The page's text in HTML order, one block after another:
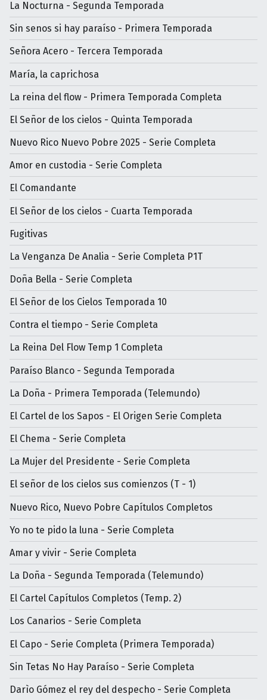
La Nocturna - Segunda Temporada
Sin senos si hay paraíso - Primera Temporada
Señora Acero - Tercera Temporada
María, la caprichosa
La reina del flow - Primera Temporada Completa
El Señor de los cielos - Quinta Temporada
Nuevo Rico Nuevo Pobre 2025 - Serie Completa
Amor en custodia - Serie Completa
El Comandante
El Señor de los cielos - Cuarta Temporada
Fugitivas
La Venganza De Analia - Serie Completa P1T
Doña Bella - Serie Completa
El Señor de los Cielos Temporada 10
Contra el tiempo - Serie Completa
La Reina Del Flow Temp 1 Completa
Paraíso Blanco - Segunda Temporada
La Doña - Primera Temporada (Telemundo)
El Cartel de los Sapos - El Origen Serie Completa
El Chema - Serie Completa
La Mujer del Presidente - Serie Completa
El señor de los cielos sus comienzos (T - 1)
Nuevo Rico, Nuevo Pobre Capítulos Completos
Yo no te pido la luna - Serie Completa
Amar y vivir - Serie Completa
La Doña - Segunda Temporada (Telemundo)
El Cartel Capítulos Completos (Temp. 2)
Los Canarios - Serie Completa
El Capo - Serie Completa (Primera Temporada)
Sin Tetas No Hay Paraíso - Serie Completa
Darìo Gómez el rey del despecho - Serie Completa